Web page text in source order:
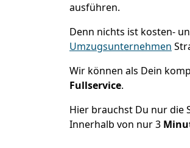
ausführen.
Denn nichts ist kosten-
Umzugsunternehmen
Wir können als Dein
Fullservice.
Hier brauchst Du nur die
Innerhalb von nur 3